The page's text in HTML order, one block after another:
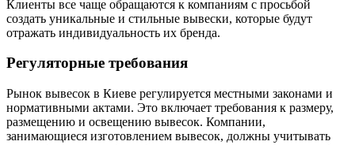
Клиенты все чаще обращаются к компаниям с просьбой
создать уникальные и стильные вывески, которые будут
отражать индивидуальность их бренда.
Регуляторные требования
Рынок вывесок в Киеве регулируется местными законами и
нормативными актами. Это включает требования к размеру,
размещению и освещению вывесок. Компании,
занимающиеся изготовлением вывесок, должны учитывать